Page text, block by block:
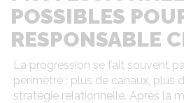
POSSIBLES
RESPONSABLE
La progression se fait souvent
périmètre : plus de canaux, plus
stratégie relationnelle. Après la